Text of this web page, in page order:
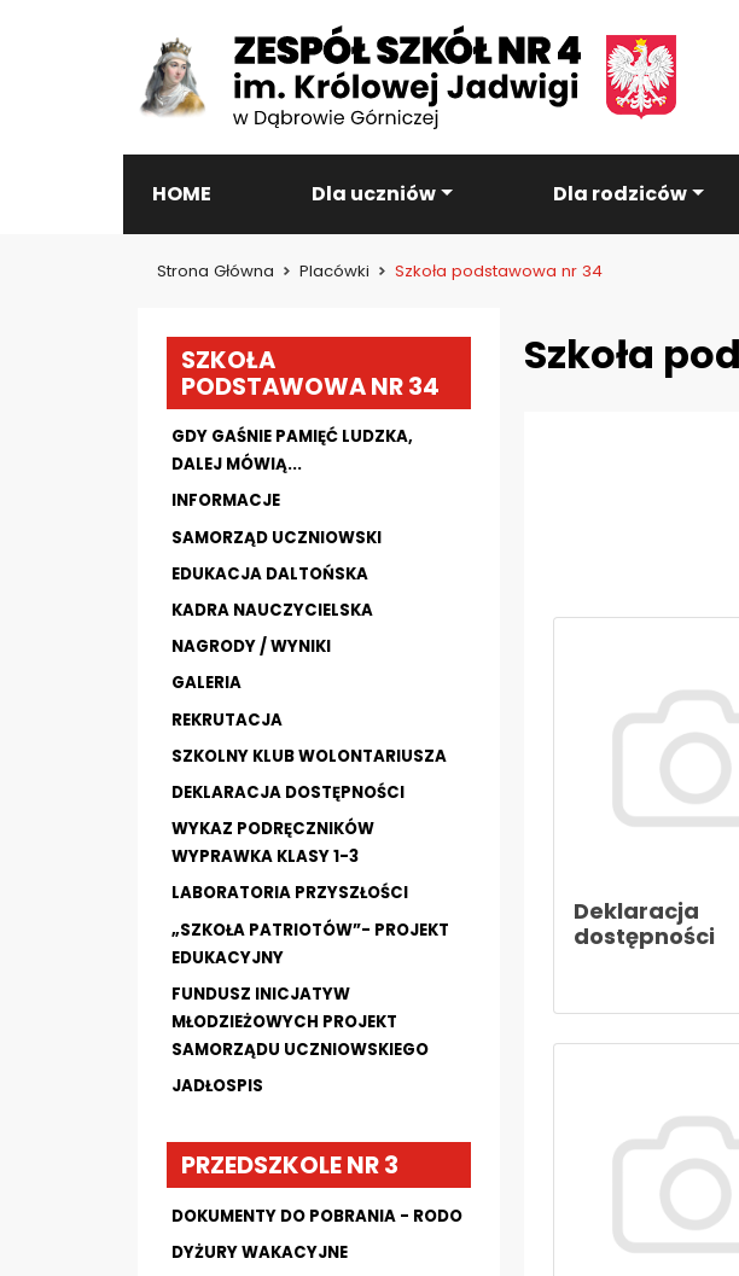
HOME Dla uczniów Dla rodziców
Strona Główna Placówki Szkoła podstawowa nr 34
SZKOŁA
PODSTAWOWA NR 34
GDY GAŚNIE PAMIĘĆ LUDZKA,
DALEJ MÓWIĄ...
INFORMACJE
SAMORZĄD UCZNIOWSKI
EDUKACJA DALTOŃSKA
KADRA NAUCZYCIELSKA
NAGRODY / WYNIKI
GALERIA
REKRUTACJA
SZKOLNY KLUB WOLONTARIUSZA
DEKLARACJA DOSTĘPNOŚCI
WYKAZ PODRĘCZNIKÓW
WYPRAWKA KLASY 1-3
LABORATORIA PRZYSZŁOŚCI
„SZKOŁA PATRIOTÓW”- PROJEKT
EDUKACYJNY
FUNDUSZ INICJATYW
MŁODZIEŻOWYCH PROJEKT
SAMORZĄDU UCZNIOWSKIEGO
JADŁOSPIS
PRZEDSZKOLE NR 3
DOKUMENTY DO POBRANIA - RODO
DYŻURY WAKACYJNE
Szkoła
Deklaracja
dostępności